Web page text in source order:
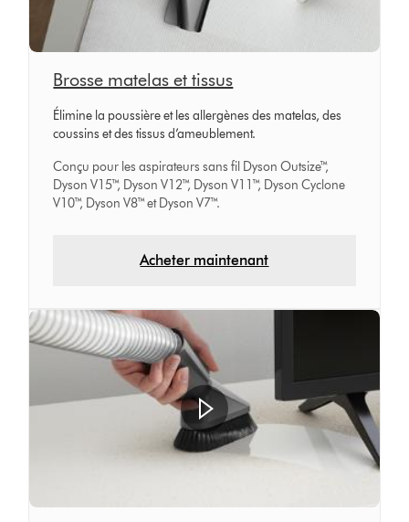
Brosse matelas et tissus
Élimine la poussière et les allergènes des matelas, des
coussins et des tissus d’ameublement.
Conçu pour les aspirateurs sans fil Dyson Outsize™,
Dyson V15™, Dyson V12™, Dyson V11™, Dyson Cyclone
V10™, Dyson V8™ et Dyson V7™.
Acheter maintenant